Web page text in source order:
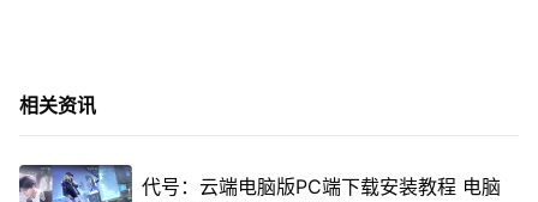
相关资讯
代号：云端电脑版PC端下载安装教程 电脑